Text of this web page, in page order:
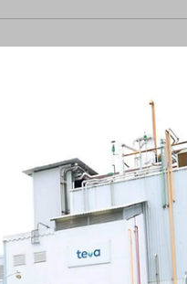
decidió por
un día, al considerar que el
frente a los riesgos
la inflación.